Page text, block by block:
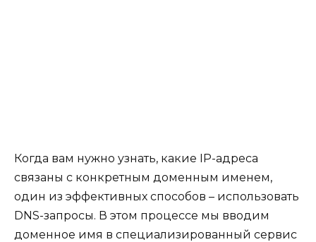
Когда вам нужно узнать, какие IP-адреса
связаны с конкретным доменным именем,
один из эффективных способов – использовать
DNS-запросы. В этом процессе мы вводим
доменное имя в специализированный сервис